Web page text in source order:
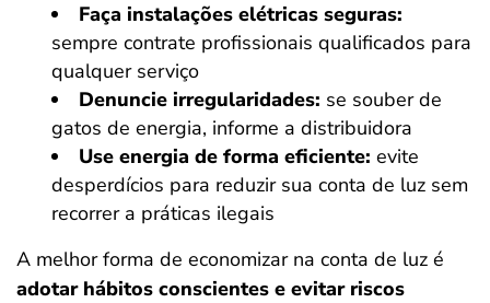
Faça instalações elétricas seguras:
sempre contrate profissionais qualificados para
qualquer serviço
Denuncie irregularidades: se souber de
gatos de energia, informe a distribuidora
Use energia de forma eficiente: evite
desperdícios para reduzir sua conta de luz sem
recorrer a práticas ilegais
A melhor forma de economizar na conta de luz é
adotar hábitos conscientes e evitar riscos